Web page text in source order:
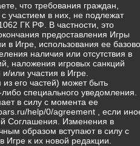
что требования граждан,
участием в них, не подлежат
ГК РФ. В частности, это
предоставления Игры
в Игре, использования ее
наличия или отсутствия в
наложения игровых санкций
или участия в Игре.
его частей) может быть
специального уведомления.
в силу с момента ее
help/0/agreement , если
Соглашения. Изменения в
образом вступают в силу с
Игре к их новой редакции.